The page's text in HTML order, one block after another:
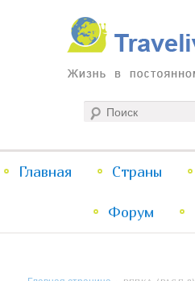
Traveliving
Жизнь в постоянном путешествии
менюГлавная Страны
Форум